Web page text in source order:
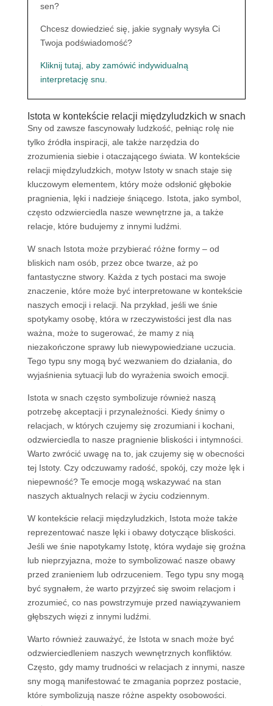
sen?
Chcesz dowiedzieć się, jakie sygnały wysyła Ci
Twoja podświadomość?
Kliknij tutaj, aby zamówić indywidualną
interpretację snu.
Istota w kontekście relacji międzyludzkich w snach
Sny od zawsze fascynowały ludzkość, pełniąc rolę nie
tylko źródła inspiracji, ale także narzędzia do
zrozumienia siebie i otaczającego świata. W kontekście
relacji międzyludzkich, motyw Istoty w snach staje się
kluczowym elementem, który może odsłonić głębokie
pragnienia, lęki i nadzieje śniącego. Istota, jako symbol,
często odzwierciedla nasze wewnętrzne ja, a także
relacje, które budujemy z innymi ludźmi.
W snach Istota może przybierać różne formy – od
bliskich nam osób, przez obce twarze, aż po
fantastyczne stwory. Każda z tych postaci ma swoje
znaczenie, które może być interpretowane w kontekście
naszych emocji i relacji. Na przykład, jeśli we śnie
spotykamy osobę, która w rzeczywistości jest dla nas
ważna, może to sugerować, że mamy z nią
niezakończone sprawy lub niewypowiedziane uczucia.
Tego typu sny mogą być wezwaniem do działania, do
wyjaśnienia sytuacji lub do wyrażenia swoich emocji.
Istota w snach często symbolizuje również naszą
potrzebę akceptacji i przynależności. Kiedy śnimy o
relacjach, w których czujemy się zrozumiani i kochani,
odzwierciedla to nasze pragnienie bliskości i intymności.
Warto zwrócić uwagę na to, jak czujemy się w obecności
tej Istoty. Czy odczuwamy radość, spokój, czy może lęk i
niepewność? Te emocje mogą wskazywać na stan
naszych aktualnych relacji w życiu codziennym.
W kontekście relacji międzyludzkich, Istota może także
reprezentować nasze lęki i obawy dotyczące bliskości.
Jeśli we śnie napotykamy Istotę, która wydaje się groźna
lub nieprzyjazna, może to symbolizować nasze obawy
przed zranieniem lub odrzuceniem. Tego typu sny mogą
być sygnałem, że warto przyjrzeć się swoim relacjom i
zrozumieć, co nas powstrzymuje przed nawiązywaniem
głębszych więzi z innymi ludźmi.
Warto również zauważyć, że Istota w snach może być
odzwierciedleniem naszych wewnętrznych konfliktów.
Często, gdy mamy trudności w relacjach z innymi, nasze
sny mogą manifestować te zmagania poprzez postacie,
które symbolizują nasze różne aspekty osobowości.